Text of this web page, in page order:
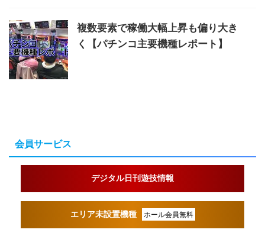
複数要素で稼働大幅上昇も偏り大き
く【パチンコ主要機種レポート】
会員サービス
デジタル日刊遊技情報
エリア未設置機種 ホール会員無料